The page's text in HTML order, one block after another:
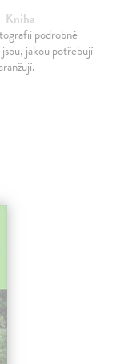
| Kniha
podrobně
jakou potřebují